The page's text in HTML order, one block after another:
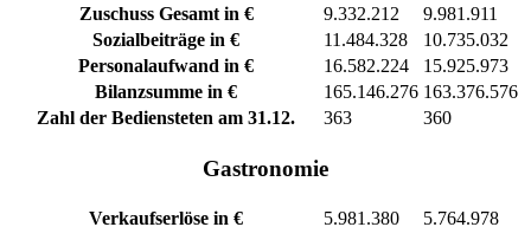
Zuschuss Gesamt in €
9.332.212
9.981.911
Sozialbeiträge in €
11.484.328
10.735.032
Personalaufwand in €
16.582.224
15.925.973
Bilanzsumme in €
165.146.276 163.376.576
Zahl der Bediensteten am 31.12.
363 360
Gastronomie
Verkaufserlöse in € 5.981.380
5.764.978